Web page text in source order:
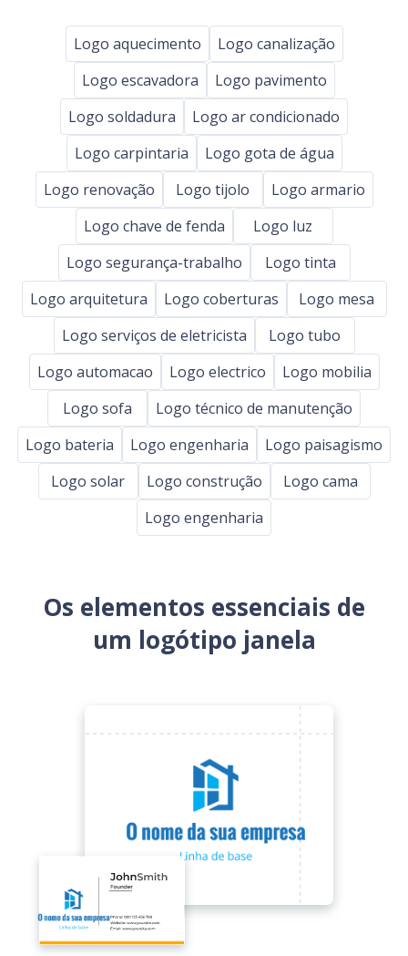
Logo aquecimento
Logo canalização
Logo escavadora
Logo pavimento
Logo soldadura
Logo ar condicionado
Logo carpintaria
Logo gota de água
Logo renovação
Logo tijolo
Logo armario
Logo chave de fenda
Logo luz
Logo segurança-trabalho
Logo tinta
Logo arquitetura
Logo coberturas
Logo mesa
Logo serviços de eletricista
Logo tubo
Logo automacao
Logo electrico
Logo mobilia
Logo sofa
Logo técnico de manutenção
Logo bateria
Logo engenharia
Logo paisagismo
Logo solar
Logo construção
Logo cama
Logo engenharia
Os elementos essenciais de
um logótipo janela